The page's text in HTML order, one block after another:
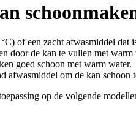
of een zacht afwasmiddel dat
door de kan te vullen met
goed schoon met warm water.
afwasmiddel om de kan schoon
op de volgende